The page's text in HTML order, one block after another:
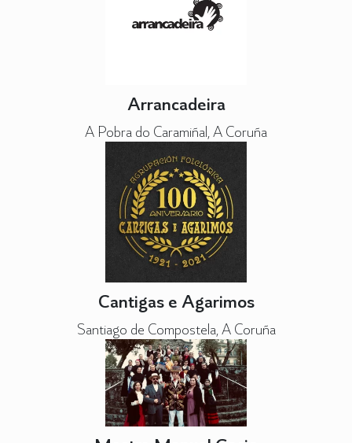
Arrancadeira
A Pobra do Caramiñal, A Coruña
Cantigas e Agarimos
Santiago de Compostela, A Coruña